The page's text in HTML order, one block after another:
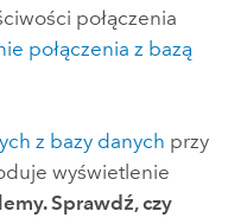
połączenia
połączenia z bazą
z bazy danych przy
wyświetlenie
Sprawdź, czy